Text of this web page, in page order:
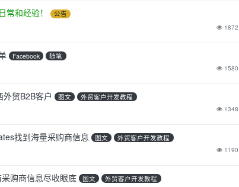
和经验！ 公告
1872
Facebook 随笔
1580
贸B2B客户 图文 外贸客户开发教程
1348
找到海量采购商信息 图文 外贸客户开发教程
1190
购商信息尽收眼底 图文 外贸客户开发教程